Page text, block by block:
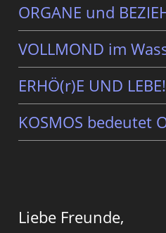
ORGANE und
VOLLMOND im
ERHÖ(r)E UND LEBE!
KOSMOS bedeutet
Liebe Freunde,